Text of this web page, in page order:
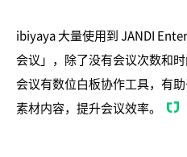
ibiyaya 大量使用到 JANDI
会议」，除了没有会议次数和
会议有数位白板协作工具，有
素材内容，提升会议效率。